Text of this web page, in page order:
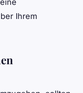
Ihrem